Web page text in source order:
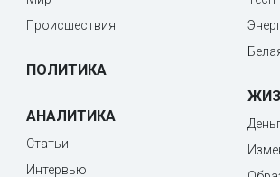
Происшествия
ПОЛИТИКА
АНАЛИТИКА
Статьи
Интервью